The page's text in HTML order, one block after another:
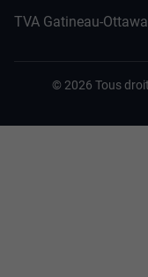
TVA Gatineau-Ottawa
© 2026 Tous